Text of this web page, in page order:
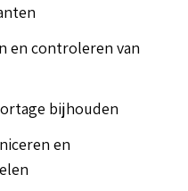
en controleren van
bijhouden
en